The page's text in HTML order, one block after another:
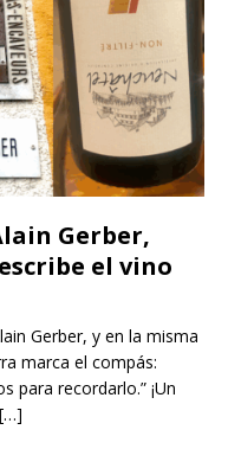
Gerber,
el vino
Gerber, y en la misma
marca el compás:
para recordarlo.” ¡Un
[…]